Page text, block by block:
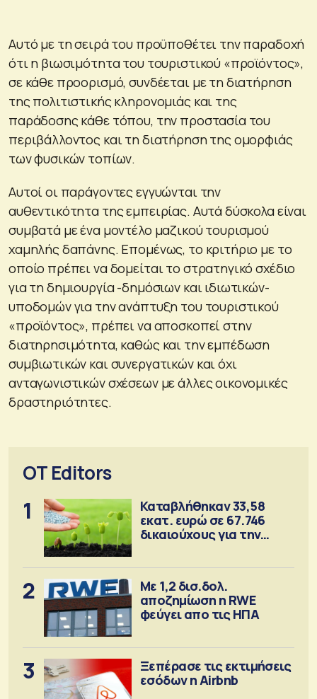
Αυτό με τη σειρά του προϋποθέτει την παραδοχή
ότι η βιωσιμότητα του τουριστικού «προϊόντος»,
σε κάθε προορισμό, συνδέεται με τη διατήρηση
της πολιτιστικής κληρονομιάς και της
παράδοσης κάθε τόπου, την προστασία του
περιβάλλοντος και τη διατήρηση της ομορφιάς
των φυσικών τοπίων.
Αυτοί οι παράγοντες εγγυώνται την
αυθεντικότητα της εμπειρίας. Αυτά δύσκολα είναι
συμβατά με ένα μοντέλο μαζικού τουρισμού
χαμηλής δαπάνης. Επομένως, το κριτήριο με το
οποίο πρέπει να δομείται το στρατηγικό σχέδιο
για τη δημιουργία -δημόσιων και ιδιωτικών-
υποδομών για την ανάπτυξη του τουριστικού
«προϊόντος», πρέπει να αποσκοπεί στην
διατηρησιμότητα, καθώς και την εμπέδωση
συμβιωτικών και συνεργατικών και όχι
ανταγωνιστικών σχέσεων με άλλες οικονομικές
δραστηριότητες.
OT Editors
1
Καταβλήθηκαν 33,58
εκατ. ευρώ σε 67.746
δικαιούχους για την
2
Με 1,2 δισ.δολ.
αποζημίωση η RWE
φεύγει απο τις ΗΠΑ
3
Ξεπέρασε τις εκτιμήσεις
εσόδων η Airbnb